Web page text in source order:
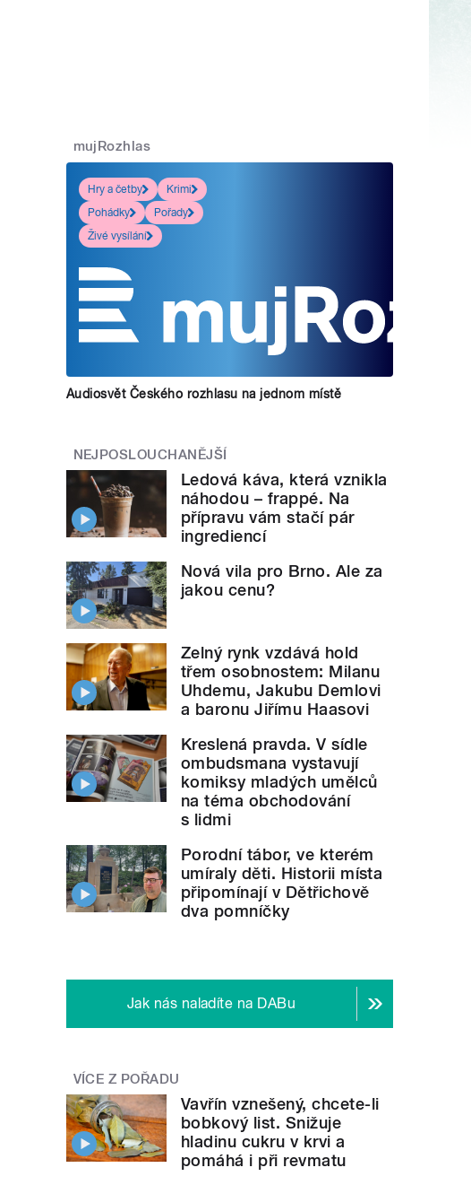
mujRozhlas
Hry a četby
Krimi
Pohádky
Pořady
Živé vysílání
Audiosvět Českého rozhlasu na jednom místě
NEJPOSLOUCHANĚJŠÍ
Ledová káva, která vznikla
náhodou – frappé. Na
přípravu vám stačí pár
ingrediencí
Nová vila pro Brno. Ale za
jakou cenu?
Zelný rynk vzdává hold
třem osobnostem: Milanu
Uhdemu, Jakubu Demlovi
a baronu Jiřímu Haasovi
Kreslená pravda. V sídle
ombudsmana vystavují
komiksy mladých umělců
na téma obchodování
s lidmi
Porodní tábor, ve kterém
umíraly děti. Historii místa
připomínají v Dětřichově
dva pomníčky
Jak nás naladíte na DABu
VÍCE Z POŘADU
Vavřín vznešený, chcete-li
bobkový list. Snižuje
hladinu cukru v krvi a
pomáhá i při revmatu